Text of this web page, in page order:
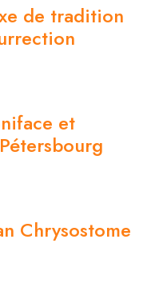
de tradition
et
Chrysostome